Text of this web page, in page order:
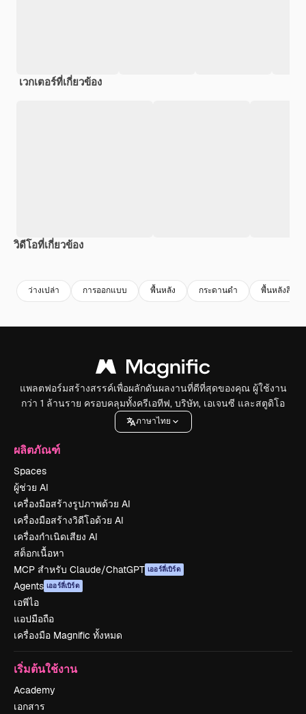
เวกเตอร์ที่เกี่ยวข้อง
วิดีโอที่เกี่ยวข้อง
ว่างเปล่า การออกแบบ พื้นหลัง กระดานดํา พื้นหลังสีขาว
แพลตฟอร์มสร้างสรรค์เพื่อผลักดันผลงานที่ดีที่สุดของคุณ ผู้ใช้งาน
กว่า 1 ล้านราย ครอบคลุมทั้งครีเอทีฟ, บริษัท, เอเจนซี และสตูดิโอ
ภาษาไทย
ผลิตภัณฑ์
Spaces
ผู้ช่วย AI
เครื่องมือสร้างรูปภาพด้วย AI
เครื่องมือสร้างวิดีโอด้วย AI
เครื่องกำเนิดเสียง AI
สต็อกเนื้อหา
MCP สำหรับ Claude/ChatGPT เออร์ลี่เบิร์ด
Agents เออร์ลี่เบิร์ด
เอพีไอ
แอปมือถือ
เครื่องมือ Magnific ทั้งหมด
เริ่มต้นใช้งาน
Academy
เอกสาร